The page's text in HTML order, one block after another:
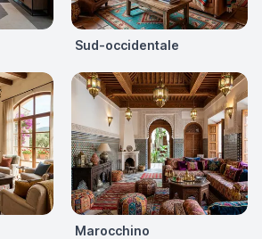
Sud-occidentale
Marocchino